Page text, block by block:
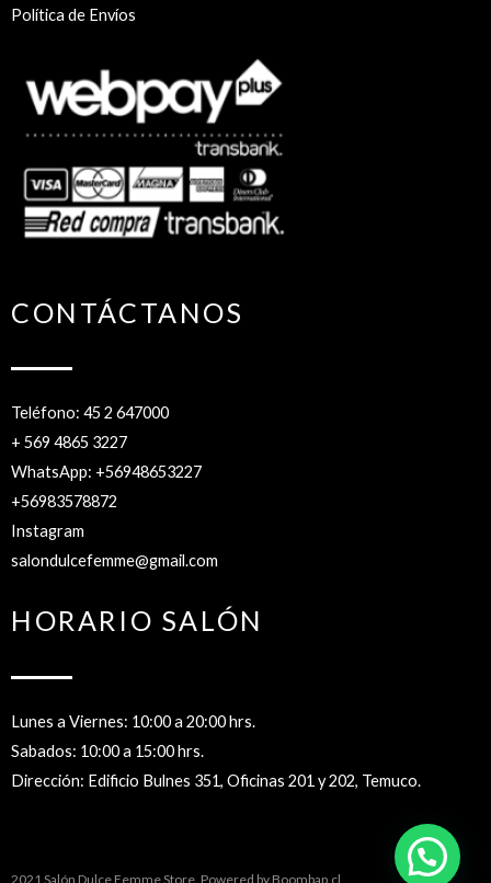
Política de Envíos
CONTÁCTANOS
Teléfono: 45 2 647000
+ 569 4865 3227
WhatsApp: +56948653227
+56983578872
Instagram
salondulcefemme@gmail.com
HORARIO SALÓN
Lunes a Viernes: 10:00 a 20:00 hrs.
Sabados: 10:00 a 15:00 hrs.
Dirección: Edificio Bulnes 351, Oficinas 201 y 202, Temuco.
2021 Salón Dulce Femme Store. Powered by Boombap.cl